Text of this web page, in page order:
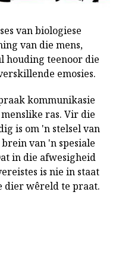
van biologiese
van die mens,
houding teenoor die
emosies.
kommunikasie
ras. Vir die
is om 'n stelsel van
van 'n spesiale
in die afwesigheid
is nie in staat
dier wêreld te praat.